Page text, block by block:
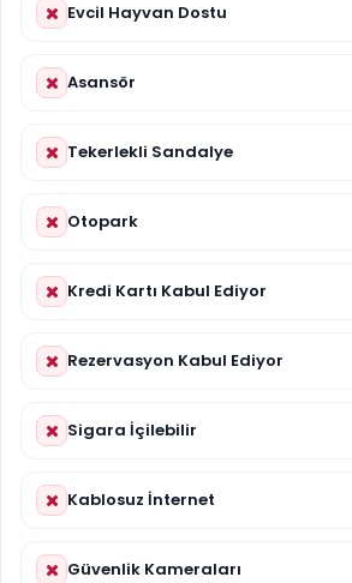
Evcil Hayvan Dostu
Asansör
Tekerlekli Sandalye
Otopark
Kredi Kartı Kabul Ediyor
Rezervasyon Kabul Ediyor
Sigara İçilebilir
Kablosuz İnternet
Güvenlik Kameraları